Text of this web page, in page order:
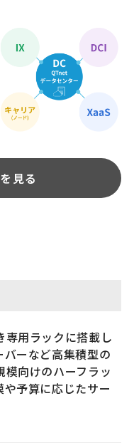
見る
専用ラックに搭載し
ーなど高集積型の
向けのハーフラッ
予算に応じたサー